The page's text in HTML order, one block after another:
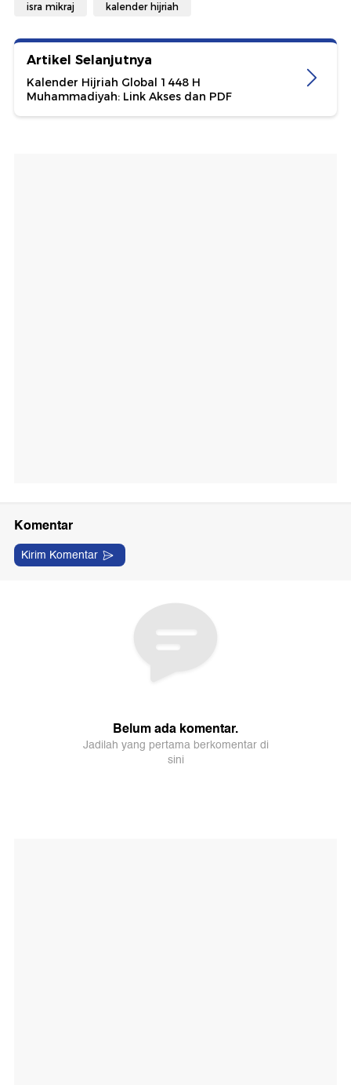
isra mikraj kalender hijriah
Artikel Selanjutnya
Kalender Hijriah Global 1448 H
Muhammadiyah: Link Akses dan PDF